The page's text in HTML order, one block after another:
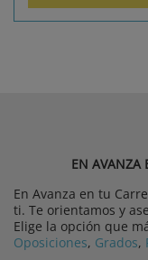
EN AVANZA
En Avanza en tu
ti. Te orientamos y
Elige la opción que
Oposiciones, Grados,